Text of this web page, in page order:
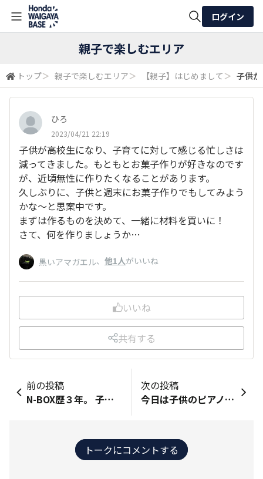
検索
ログイン
親子で楽しむエリア
トップ＞ 親子で楽しむエリア＞ 【親子】はじめまして ＞ 子供
ひろ
2023/04/21 22:19
子供が高校生になり、子育てに対して感じる忙しさは
減ってきました。もともとお菓子作りが好きなのです
が、近頃無性に作りたくなることがあります。
久しぶりに、子供と週末にお菓子作りでもしてみよう
かな〜と思案中です。
まずは作るものを決めて、一緒に材料を買いに！
さて、何を作りましょうか…
黒いアマガエル、 他1人がいいね
いいね
共有する
前の投稿
N-BOX歴３年。 子供が産まれるということで購入したのはよいが、忙しくて保育園のお迎えがメインになっています。 そろそろコロナも落ち着いたみたいだし、家族で遠出したいな～✨
次の投稿
今日は子供のピアノ発表会です。Noneでドライブしながら会場へ！いい1日になりますように。
トークにコメントする